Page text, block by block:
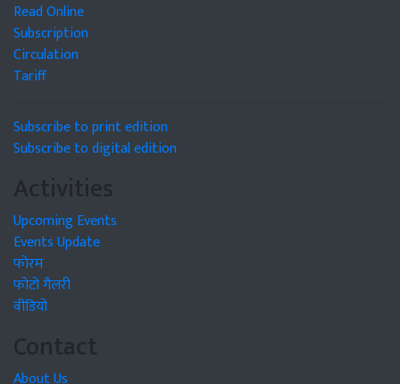
Read Online
Subscription
Circulation
Tariff
Subscribe to print edition
Subscribe to digital edition
Activities
Upcoming Events
Events Update
फोरम
फोटो गैलरी
वीडियो
Contact
About Us